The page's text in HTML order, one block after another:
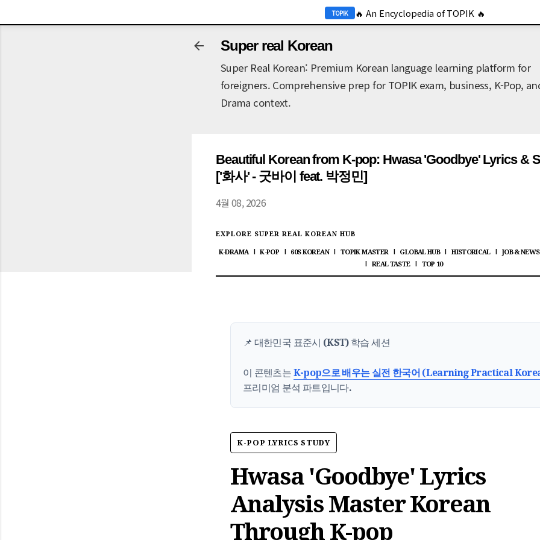
TOPIK 🔥 An Encyclopedia of TOPIK 🔥
기본 콘텐츠로 건너뛰기
Super real Korean
Super Real Korean: Premium Korean language learning platform for
foreigners. Comprehensive prep for TOPIK exam, business, K-Pop,
Drama context.
Beautiful Korean from K-pop: Hwasa 'Goodbye' Lyrics &
['화사' - 굿바이 feat. 박정민]
4월 08, 2026
EXPLORE SUPER REAL KOREAN HUB
K-DRAMA K-POP 60S KOREAN TOPIK MASTER GLOBAL HUB HISTORICAL JOB & NEWS
REAL TASTE TOP 10
📌 대한민국 표준시 (KST) 학습 세션
이 콘텐츠는 K-pop으로 배우는 실전 한국어 (Learning Practical
프리미엄 분석 파트입니다.
K-POP LYRICS STUDY
Hwasa 'Goodbye' Lyrics
Analysis Master Korean
Through K-pop